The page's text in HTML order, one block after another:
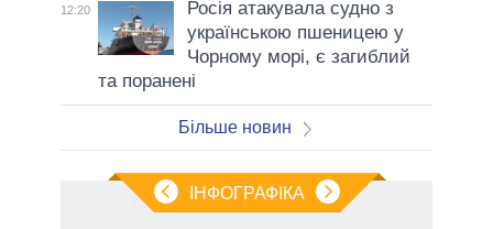
12:20
Росія атакувала судно з
українською пшеницею у
Чорному морі, є загиблий
та поранені
Більше новин
ІНФОГРАФІКА